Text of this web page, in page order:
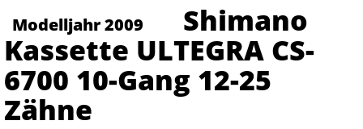
Modelljahr 2009
Shimano
Kassette ULTEGRA CS-
6700 10-Gang 12-25
Zähne